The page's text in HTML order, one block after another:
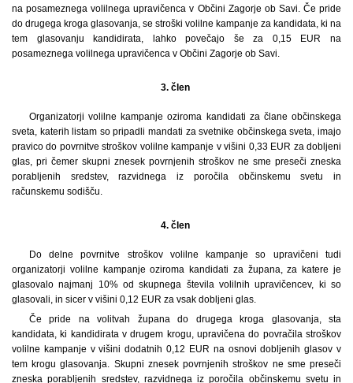
na posameznega volilnega upravičenca v Občini Zagorje ob Savi. Če pride
do drugega kroga glasovanja, se stroški volilne kampanje za kandidata, ki na
tem glasovanju kandidirata, lahko povečajo še za 0,15 EUR na
posameznega volilnega upravičenca v Občini Zagorje ob Savi.
3. člen
Organizatorji volilne kampanje oziroma kandidati za člane občinskega
sveta, katerih listam so pripadli mandati za svetnike občinskega sveta, imajo
pravico do povrnitve stroškov volilne kampanje v višini 0,33 EUR za dobljeni
glas, pri čemer skupni znesek povrnjenih stroškov ne sme preseči zneska
porabljenih sredstev, razvidnega iz poročila občinskemu svetu in
računskemu sodišču.
4. člen
Do delne povrnitve stroškov volilne kampanje so upravičeni tudi
organizatorji volilne kampanje oziroma kandidati za župana, za katere je
glasovalo najmanj 10% od skupnega števila volilnih upravičencev, ki so
glasovali, in sicer v višini 0,12 EUR za vsak dobljeni glas.
Če pride na volitvah župana do drugega kroga glasovanja, sta
kandidata, ki kandidirata v drugem krogu, upravičena do povračila stroškov
volilne kampanje v višini dodatnih 0,12 EUR na osnovi dobljenih glasov v
tem krogu glasovanja. Skupni znesek povrnjenih stroškov ne sme preseči
zneska porabljenih sredstev, razvidnega iz poročila občinskemu svetu in